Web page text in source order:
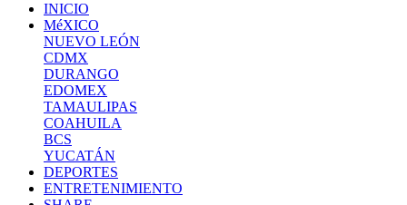
INICIO
MéXICO
NUEVO LEÓN
CDMX
DURANGO
EDOMEX
TAMAULIPAS
COAHUILA
BCS
YUCATÁN
DEPORTES
ENTRETENIMIENTO